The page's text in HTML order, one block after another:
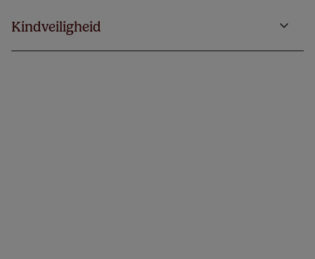
Kindveiligheid